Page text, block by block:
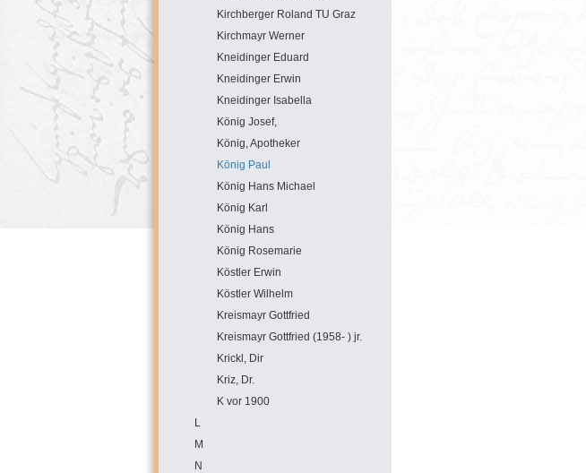
Kirchberger Roland TU Graz
Kirchmayr Werner
Kneidinger Eduard
Kneidinger Erwin
Kneidinger Isabella
König Josef,
König, Apotheker
König Paul
König Hans Michael
König Karl
König Hans
König Rosemarie
Köstler Erwin
Köstler Wilhelm
Kreismayr Gottfried
Kreismayr Gottfried (1958- ) jr.
Krickl, Dir
Kriz, Dr.
K vor 1900
L
M
N